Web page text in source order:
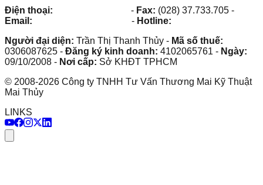
Điện thoại:
- Fax: (028) 37.733.705 -
Email:
- Hotline:
Người đại diện: Trần Thị Thanh Thủy - Mã số thuế:
0306087625 - Đăng ký kinh doanh: 4102065761 - Ngày:
09/10/2008 - Nơi cấp: Sở KHĐT TPHCM
© 2008-2026 Công ty TNHH Tư Vấn Thương Mai Kỹ Thuật
Mai Thủy
LINKS